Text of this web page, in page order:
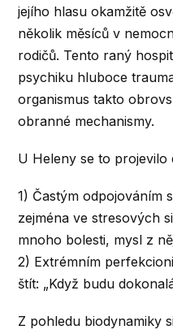
jejího hlasu okamžitě
několik měsíců v
rodičů. Tento raný
psychiku hluboce
organismus takto
obranné mechanismy.
U Heleny se to projevilo
1) Častým odpojováním
zejména ve stresových
mnoho bolesti, mysl z
2) Extrémním
štít: „Když budu
Z pohledu biodynamiky